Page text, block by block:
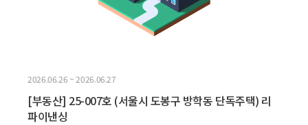
2026.06.26 ~ 2026.06.27
[부동산] 25-007호 (서울시 도봉구 방학동 단독주택) 리
파이낸싱